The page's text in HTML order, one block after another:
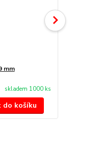
mm
skladem 1000 ks
do košíku